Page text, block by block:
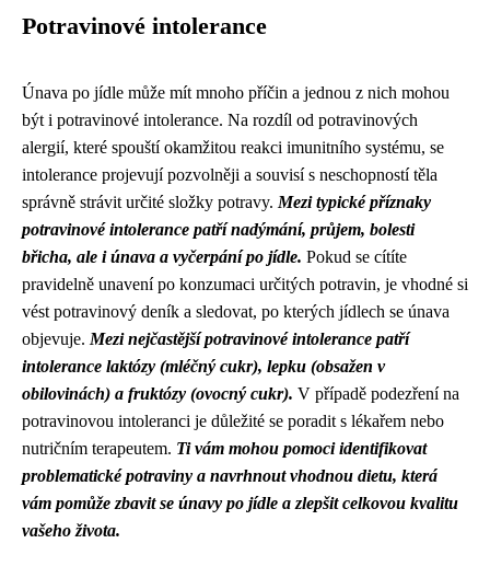
Potravinové intolerance
Únava po jídle může mít mnoho příčin a jednou z nich mohou
být i potravinové intolerance. Na rozdíl od potravinových
alergií, které spouští okamžitou reakci imunitního systému, se
intolerance projevují pozvolněji a souvisí s neschopností těla
správně strávit určité složky potravy. Mezi typické příznaky
potravinové intolerance patří nadýmání, průjem, bolesti
břicha, ale i únava a vyčerpání po jídle. Pokud se cítíte
pravidelně unavení po konzumaci určitých potravin, je vhodné si
vést potravinový deník a sledovat, po kterých jídlech se únava
objevuje. Mezi nejčastější potravinové intolerance patří
intolerance laktózy (mléčný cukr), lepku (obsažen v
obilovinách) a fruktózy (ovocný cukr). V případě podezření na
potravinovou intoleranci je důležité se poradit s lékařem nebo
nutričním terapeutem. Ti vám mohou pomoci identifikovat
problematické potraviny a navrhnout vhodnou dietu, která
vám pomůže zbavit se únavy po jídle a zlepšit celkovou kvalitu
vašeho života.